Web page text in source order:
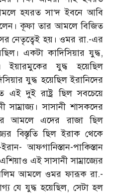
হযরত সা‘দ ইবনে আবি
কূফা তার আমলে বিজিত
নেতৃত্বেই হয়। ওমর রা.-এর
একটা কাদিসিয়ার যুদ্ধ,
ইয়ারমুকের যুদ্ধ হয়েছিল
যুদ্ধ হয়েছিল ইরানিদের
এই দুই রাষ্ট্র ছিল সবচেয়ে
সাম্রাজ্য। সাসানী শাসকদের
আমলে এদের রাজা ছিল
বিস্তৃতি ছিল ইরাক থেকে
আফগানিস্তান-পাকিস্তান
এই সাসানী সাম্রাজ্যের
আমলে ওমর ফারূক রা.-
যে যুদ্ধ হয়েছিল, সেটা হল